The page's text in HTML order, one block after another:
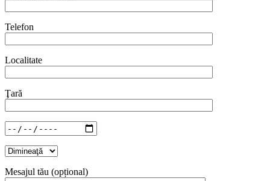
Telefon
Localitate
Ţară
Mesajul tău (opțional)